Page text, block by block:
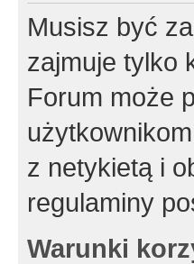
Musisz być
zajmuje tylko
Forum może
z netykietą i
regulaminy
Warunki